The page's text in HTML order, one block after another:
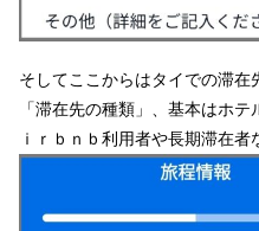
そしてここからはタイでの滞在
「滞在先の種類」、基本はホ
ｉｒｂｎｂ利用者や長期滞在者